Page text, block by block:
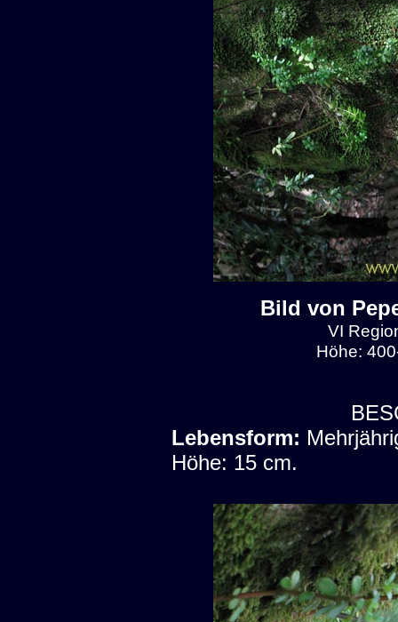
Bild von
VI
Höhe:
Lebensform:
Höhe: 15 cm.